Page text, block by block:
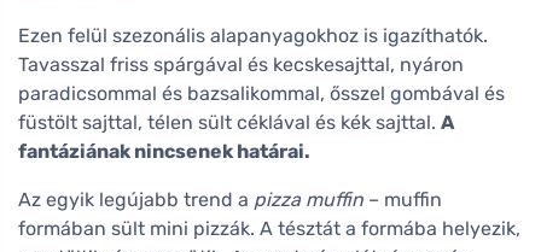
Ezen felül szezonális alapanyagokhoz is igazíthatók.
Tavasszal friss spárgával és kecskesajttal, nyáron
paradicsommal és bazsalikommal, ősszel gombával és
füstölt sajttal, télen sült céklával és kék sajttal. A
fantáziának nincsenek határai.
Az egyik legújabb trend a pizza muffin – muffin
formában sült mini pizzák. A tésztát a formába helyezik,